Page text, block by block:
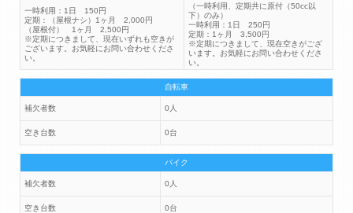
一時利用：1日 150円
定期：（屋根ナシ）1ヶ月 2,000円
（屋根付） 1ヶ月 2,500円
※定期につきまして、現在いずれも空きが
ございます。お気軽にお問い合わせくださ
い。
（一時利用、定期共に原付（50cc以
下）のみ）
一時利用：1日 250円
定期：1ヶ月 3,500円
※定期につきまして、現在空きがござ
います。お気軽にお問い合わせくださ
い。
自転車
補欠者数 0人
空き台数 0台
バイク
補欠者数 0人
空き台数 0台